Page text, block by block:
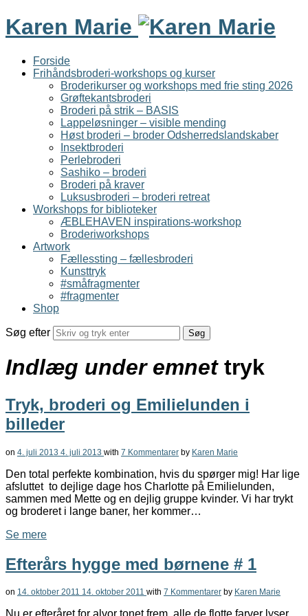
Karen Marie
Forside
Frihåndsbroderi-workshops og kurser
Broderikurser og workshops med frie sting 2026
Grøftekantsbroderi
Broderi på strik – BASIS
Lappeløsninger – visible mending
Høst broderi – broder Odsherredslandskaber
Insektbroderi
Perlebroderi
Sashiko – broderi
Broderi på kraver
Luksusbroderi – broderi retreat
Workshops for biblioteker
ÆBLEHAVEN inspirations-workshop
Broderiworkshops
Artwork
Fællessting – fællesbroderi
Kunsttryk
#småfragmenter
#fragmenter
Shop
Søg efter
Indlæg under emnet tryk
Tryk, broderi og Emilielunden i
billeder
on 4. juli 2013 4. juli 2013 with 7 Kommentarer by Karen Marie
Den total perfekte kombination, hvis du spørger mig! Har lige
afsluttet to dejlige dage hos Charlotte på Emilielunden,
sammen med Mette og en dejlig gruppe kvinder. Vi har trykt
og broderet i lange baner, her kommer…
Se mere
Efterårs hygge med børnene # 1
on 14. oktober 2011 14. oktober 2011 with 7 Kommentarer by Karen Marie